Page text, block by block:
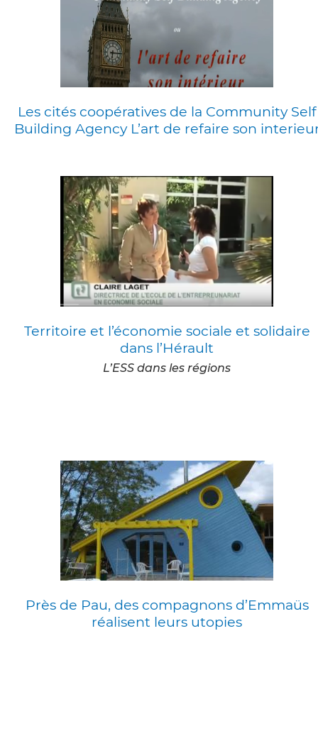
Les cités coopératives de la Community Self
Building Agency L’art de refaire son
Territoire et l’économie sociale et solidaire
dans l’Hérault
L’ESS dans les régions
Près de Pau, des compagnons d’Emmaüs
réalisent leurs utopies